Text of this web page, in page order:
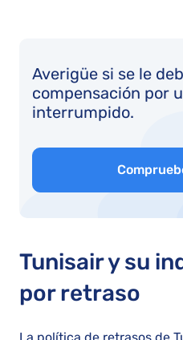
Averigüe si se le
compensación por
interrumpido.
Tunisair y su
por retraso